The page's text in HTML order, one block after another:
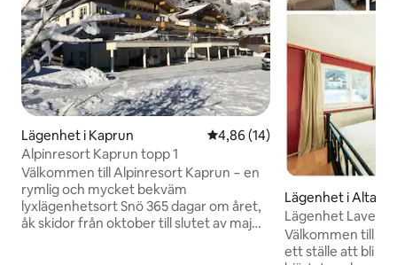
Lägenhet i Kaprun 4,86 av 5 i genomsnittligt
4,86 (14)
Alpinresort Kaprun topp 1
Välkommen till Alpinresort Kaprun − en
rymlig och mycket bekväm
lyxlägenhetsort Snö 365 dagar om året,
åk skidor från oktober till slutet av maj
Lägenhet i
Lägenhet
Kök
Välkommen till
ett ställe att bli kär i. 💞 Haus